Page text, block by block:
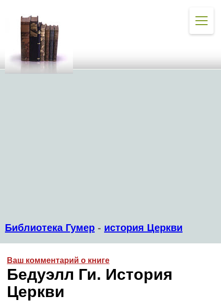
Библиотека Гумер - история Церкви
Ваш комментарий о книге
Бедуэлл Ги. История
Церкви